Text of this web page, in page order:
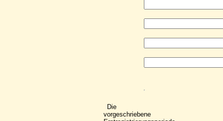
Die
vorgeschriebene